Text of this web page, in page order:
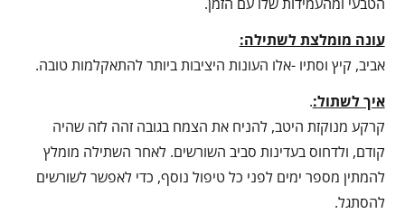
הטבעי ומהעמידות שלו עם הזמן.
עונה מומלצת לשתילה:
אביב, קיץ וסתיו -אלו העונות היציבות ביותר להתאקלמות טובה.
איך לשתול:.
קרקע מנוקזת היטב, להניח את הצמח בגובה זהה לזה שהיה
קודם, ולדחוס בעדינות סביב השורשים. לאחר השתילה מומלץ
להמתין מספר ימים לפני כל טיפול נוסף, כדי לאפשר לשורשים
להסתגל.